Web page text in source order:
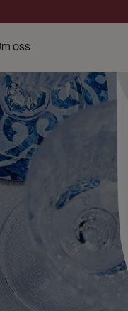
oss